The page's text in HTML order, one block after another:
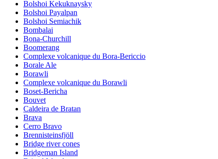
Bolshoi Kekuknaysky
Bolshoi Payalpan
Bolshoi Semiachik
Bombalai
Bona-Churchill
Boomerang
Complexe volcanique du Bora-Bericcio
Borale Ale
Borawli
Complexe volcanique du Borawli
Boset-Bericha
Bouvet
Caldeira de Bratan
Brava
Cerro Bravo
Brennisteinsfjöll
Bridge river cones
Bridgeman Island